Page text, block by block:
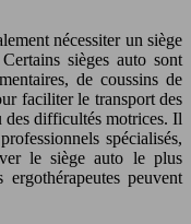
nécessiter un siège
sièges auto sont
de coussins de
faciliter le transport des
des difficultés motrices. Il
spécialisés,
le siège auto le plus
peuvent